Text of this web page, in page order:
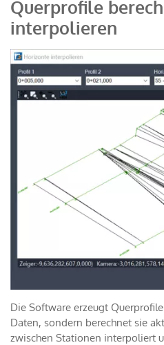
Querprofile
interpolieren
Die Software erzeugt
Daten, sondern berechnet sie
zwischen Stationen interpoliert